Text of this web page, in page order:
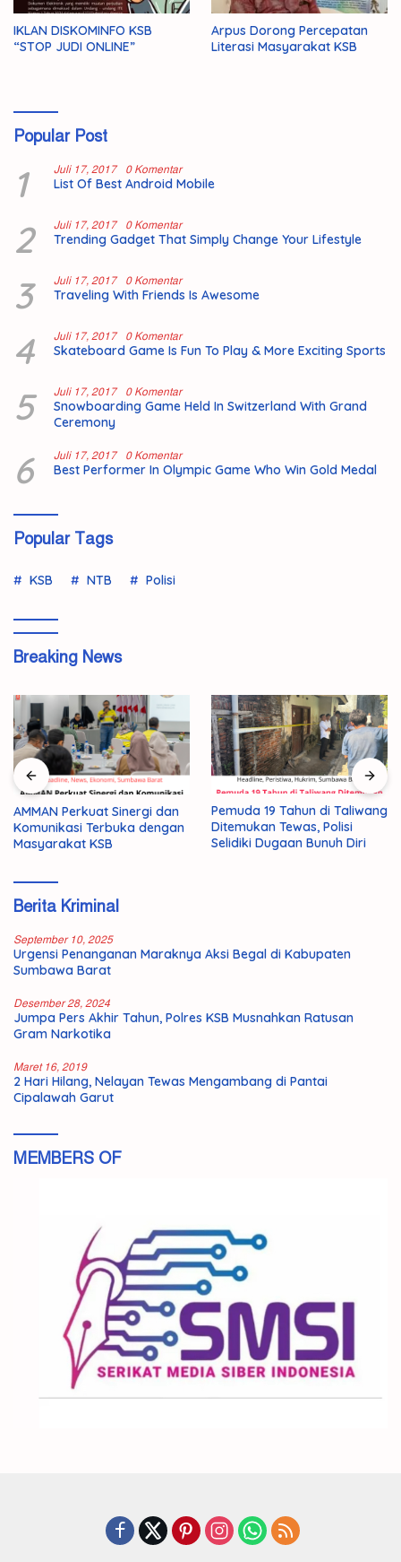
IKLAN DISKOMINFO KSB
“STOP JUDI ONLINE”
Arpus Dorong Percepatan
Literasi Masyarakat KSB
Popular Post
1 Juli 17, 2017 0 Komentar
List Of Best Android Mobile
2 Juli 17, 2017 0 Komentar
Trending Gadget That Simply Change Your Lifestyle
3 Juli 17, 2017 0 Komentar
Traveling With Friends Is Awesome
4 Juli 17, 2017 0 Komentar
Skateboard Game Is Fun To Play & More Exciting Sports
5 Juli 17, 2017 0 Komentar
Snowboarding Game Held In Switzerland With Grand
Ceremony
6 Juli 17, 2017 0 Komentar
Best Performer In Olympic Game Who Win Gold Medal
Popular Tags
KSB NTB Polisi
Breaking News
AMMAN Perkuat Sinergi dan
Komunikasi Terbuka dengan
Masyarakat KSB
Pemuda 19 Tahun di Taliwang
Ditemukan Tewas, Polisi
Selidiki Dugaan Bunuh Diri
Berita Kriminal
September 10, 2025
Urgensi Penanganan Maraknya Aksi Begal di Kabupaten
Sumbawa Barat
Desember 28, 2024
Jumpa Pers Akhir Tahun, Polres KSB Musnahkan Ratusan
Gram Narkotika
Maret 16, 2019
2 Hari Hilang, Nelayan Tewas Mengambang di Pantai
Cipalawah Garut
MEMBERS OF